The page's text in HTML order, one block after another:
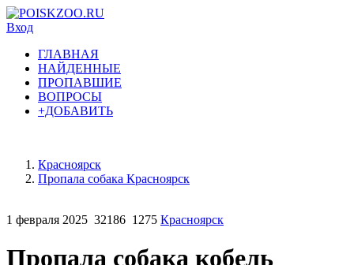
Вход
ГЛАВНАЯ
НАЙДЕННЫЕ
ПРОПАВШИЕ
ВОПРОСЫ
+ДОБАВИТЬ
Красноярск
Пропала собака Красноярск
1 февраля 2025 32186 1275 Красноярск
Пропала собака кобель